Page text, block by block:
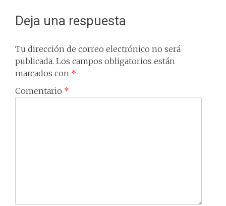
Deja una respuesta
Tu dirección de correo electrónico no será
publicada. Los campos obligatorios están
marcados con *
Comentario *